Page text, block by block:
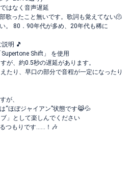
はなく音声遅延
歌ったこと無いです。歌詞も覚えてない🫠
。 80．90年代が多め、20年代も稀に
明 🎵
Shift」 を使用
が、約0.5秒の遅延があります。
たり、早口の部分で音程が一定になったり
が、
“ほぼジャイアン”状態です😹💦
」として楽しんでください
つもりです……！🎶